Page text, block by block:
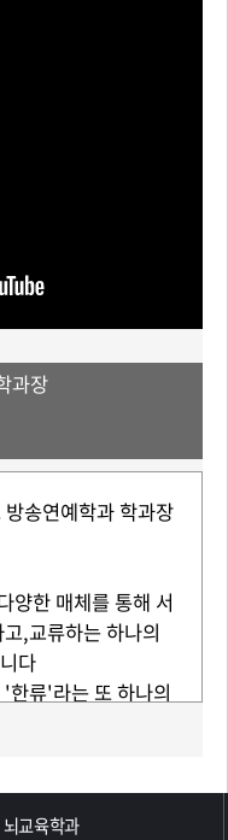
과장
송연예학과 학과장
양한 매체를 통해 서
,교류하는 하나의
다
한류'라는 또 하나의
뇌교육학과